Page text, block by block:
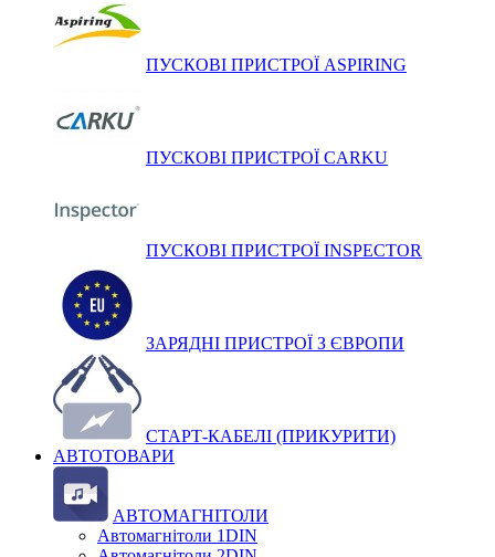
ПУСКОВІ ПРИСТРОЇ ASPIRING
ПУСКОВІ ПРИСТРОЇ CARKU
ПУСКОВІ ПРИСТРОЇ INSPECTOR
ЗАРЯДНІ ПРИСТРОЇ З ЄВРОПИ
СТАРТ-КАБЕЛІ (ПРИКУРИТИ)
АВТОТОВАРИ
АВТОМАГНІТОЛИ
Автомагнітоли 1DIN